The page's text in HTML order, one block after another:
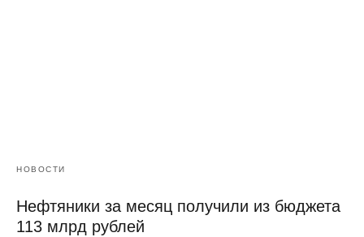
НОВОСТИ
Нефтяники за месяц получили из бюджета
113 млрд рублей